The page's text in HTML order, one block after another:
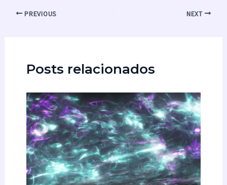
PREVIOUS NEXT
Posts relacionados